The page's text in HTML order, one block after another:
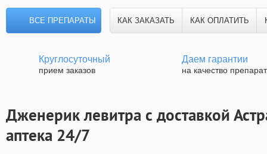
ВСЕ ПРЕПАРАТЫ КАК ЗАКАЗАТЬ КАК ОПЛАТИТЬ
Круглосуточный
прием заказов
Даем гарантии
на качество
Дженерик левитра с доставкой
аптека 24/7